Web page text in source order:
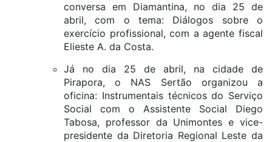
conversa em Diamantina, no dia 25 de
abril, com o tema: Diálogos sobre o
exercício profissional, com a agente fiscal
Elieste A. da Costa.
Já no dia 25 de abril, na cidade de
Pirapora, o NAS Sertão organizou a
oficina: Instrumentais técnicos do Serviço
Social com o Assistente Social Diego
Tabosa, professor da Unimontes e vice-
presidente da Diretoria Regional Leste da